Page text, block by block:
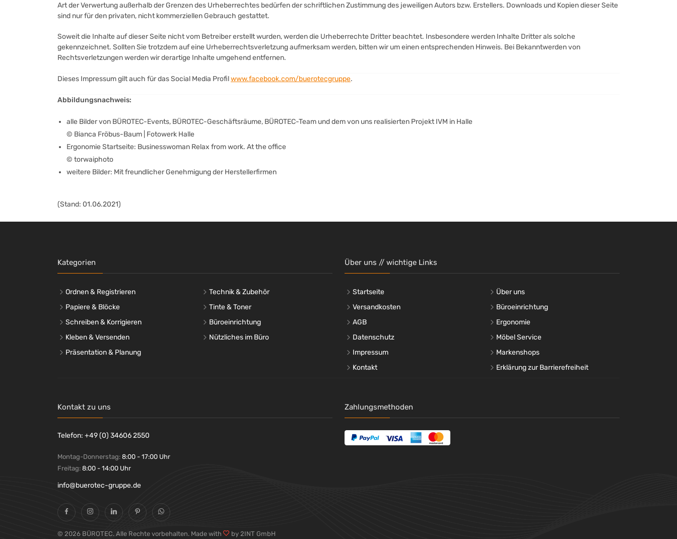
Art der Verwertung außerhalb der Grenzen des Urheberrechtes bedürfen der schriftlichen Zustimmung des jeweiligen Autors bzw. Erstellers. Downloads und Kopien dieser Seite
sind nur für den privaten, nicht kommerziellen Gebrauch gestattet.
Soweit die Inhalte auf dieser Seite nicht vom Betreiber erstellt wurden, werden die Urheberrechte Dritter beachtet. Insbesondere werden Inhalte Dritter als solche
gekennzeichnet. Sollten Sie trotzdem auf eine Urheberrechtsverletzung aufmerksam werden, bitten wir um einen entsprechenden Hinweis. Bei Bekanntwerden von
Rechtsverletzungen werden wir derartige Inhalte umgehend entfernen.
Dieses Impressum gilt auch für das Social Media Profilwww.facebook.com/buerotecgruppe.
Abbildungsnachweis:
alle Bilder von BÜROTEC-Events, BÜROTEC-Geschäftsräume, BÜROTEC-Team und dem von uns realisierten Projekt IVM in Halle
© Bianca Fröbus-Baum | Fotowerk Halle
Ergonomie Startseite: Businesswoman Relax from work. At the office
© torwaiphoto
weitere Bilder: Mit freundlicher Genehmigung der Herstellerfirmen
(Stand: 01.06.2021)
Kategorien
Ordnen & Registrieren
Papiere & Blöcke
Schreiben & Korrigieren
Kleben & Versenden
Präsentation & Planung
Technik & Zubehör
Tinte & Toner
Büroeinrichtung
Nützliches im Büro
Über uns // wichtige Links
Startseite
Versandkosten
AGB
Datenschutz
Impressum
Kontakt
Über uns
Büroeinrichtung
Ergonomie
Möbel Service
Markenshops
Erklärung zur Barrierefreiheit
Kontakt zu uns
Telefon: +49 (0) 34606 2550
Montag-Donnerstag: 8:00 - 17:00 Uhr
Freitag: 8:00 - 14:00 Uhr
info@buerotec-gruppe.de
Zahlungsmethoden
© 2026 BÜROTEC. Alle Rechte vorbehalten. Made with by 2INT GmbH